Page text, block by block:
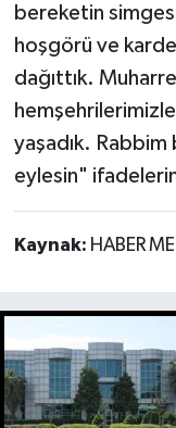
bereketin
hoşgörü ve
dağıttık.
yaşadık.
eylesin"
Kaynak: HABER